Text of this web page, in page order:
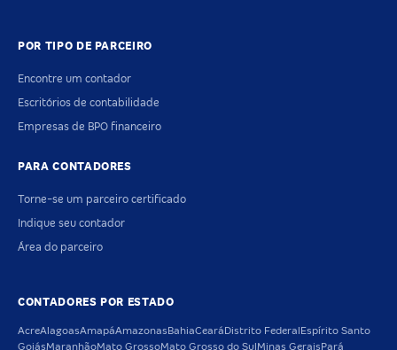
POR TIPO DE PARCEIRO
Encontre um contador
Escritórios de contabilidade
Empresas de BPO financeiro
PARA CONTADORES
Torne-se um parceiro certificado
Indique seu contador
Área do parceiro
CONTADORES POR ESTADO
AcreAlagoasAmapáAmazonas BahiaCeará Distrito Federal Espírito Santo
GoiásMaranhãoMato GrossoMato Grosso do Sul Minas Gerais Pará